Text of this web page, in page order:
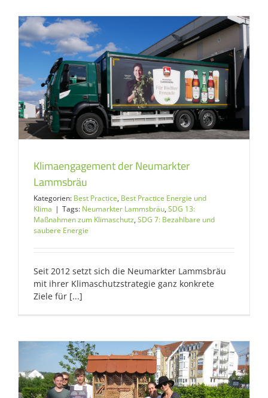
Klimaengagement der Neumarkter
Lammsbräu
Kategorien: Best Practice, Best Practice Energie und
Klima | Tags: Neumarkter Lammsbräu, SDG 13:
Maßnahmen zum Klimaschutz, SDG 7: Bezahlbare und
saubere Energie
Seit 2012 setzt sich die Neumarkter Lammsbräu
mit ihrer Klimaschutzstrategie ganz konkrete
Ziele für [...]